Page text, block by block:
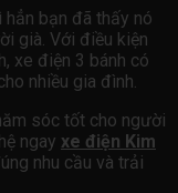
bạn đã thấy nó
già. Với điều kiện
xe điện 3 bánh có
nhiều gia đình.
sóc tốt cho người
ngay xe điện Kim
nhu cầu và trải